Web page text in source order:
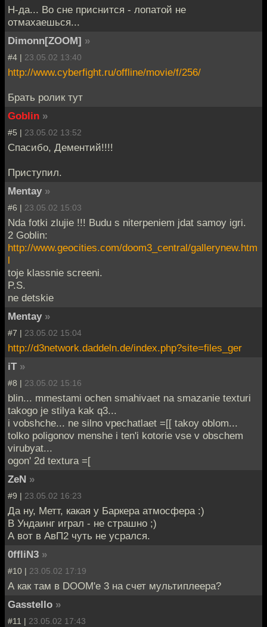
Н-да... Во сне приснится - лопатой не
отмахаешься...
Dimonn[ZOOM] »
#4 | 23.05.02 13:40
http://www.cyberfight.ru/offline/movie/f/256/
Брать ролик тут
Goblin »
#5 | 23.05.02 13:52
Спасибо, Дементий!!!!
Приступил.
Mentay »
#6 | 23.05.02 15:03
Nda fotki zlujie !!! Budu s niterpeniem jdat samoy igri.
2 Goblin:
http://www.geocities.com/doom3_central/gallerynew.htm
l
toje klassnie screeni.
P.S.
ne detskie
Mentay »
#7 | 23.05.02 15:04
http://d3network.daddeln.de/index.php?site=files_ger
iT »
#8 | 23.05.02 15:16
blin... mmestami ochen smahivaet na smazanie texturi
takogo je stilya kak q3...
i vobshche... ne silno vpechatlaet =[[ takoy oblom...
tolko poligonov menshe i ten'i kotorie vse v obschem
virubyat...
ogon' 2d textura =[
ZeN »
#9 | 23.05.02 16:23
Да ну, Метт, какая у Баркера атмосфера :)
В Ундаинг играл - не страшно ;)
А вот в АвП2 чуть не усрался.
0ffliN3 »
#10 | 23.05.02 17:19
А как там в DOOM'e 3 на счет мультиплеера?
Gasstello »
#11 | 23.05.02 17:43